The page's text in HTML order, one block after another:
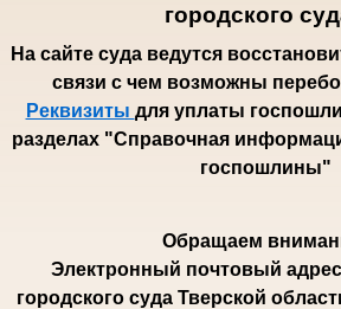
городского
На сайте суда ведутся
связи с чем возможны
Реквизиты для уплаты
разделах "Справочная
госпошлины"
Обращаем
Электронный почтовый
городского суда Тверской